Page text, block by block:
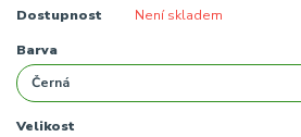
Dostupnost Není skladem
Barva
Velikost